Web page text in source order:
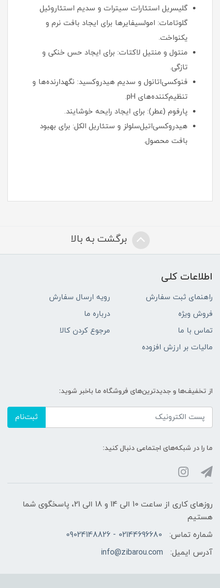
گلیسریل استئارات سیترات و سدیم استئاروئیل
گلوتامات: امولسیفایرها برای ایجاد بافت نرم و
یکنواخت.
منتول و منتیل لاکتات: برای ایجاد حس خنکی و
تازگی.
فنوکسی‌اتانول و سدیم هیدروکسید: نگهدارنده‌ها و
تنظیم‌کننده‌های pH.
پارفوم (عطر): برای ایجاد رایحه خوشایند.
هیدروکسی‌اتیل‌سلولز و ستئاریل الکل: برای بهبود
بافت محصول.
برگشت به بالا
اطلاعات کلی
راهنمای ثبت سفارش
رویه ارسال سفارش
فروش ویژه
درباره ما
تماس با ما
مرجوع کردن کالا
مالیات بر ارزش افزوده
از تخفیف‌ها و جدیدترین‌های فروشگاه ما باخبر شوید:
ثبت‌نام
ما را در شبکه‌های اجتماعی دنبال کنید:
روزهای کاری از ساعت 10 الی 14 و 18 الی 21، پاسخگوی شما
هستیم
شماره تماس:
02144696680 - 09024148826
آدرس ایمیل:
info@zibarou.com